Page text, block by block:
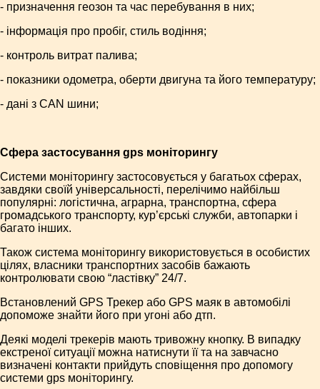
- призначення геозон та час перебування в них;
- інформація про пробіг, стиль водіння;
- контроль витрат палива;
- показники одометра, оберти двигуна та його температуру;
- дані з CAN шини;
Сфера застосування gps моніторингу
Системи моніторингу застосовується у багатьох сферах,
завдяки своїй універсальності, перелічимо найбільш
популярні: логістична, аграрна, транспортна, сфера
громадського транспорту, кур’єрські служби, автопарки і
багато інших.
Також система моніторингу використовується в особистих
цілях, власники транспортних засобів бажають
контролювати свою “ластівку” 24/7.
Встановлений GPS Трекер або GPS маяк в автомобілі
допоможе знайти його при угоні або дтп.
Деякі моделі трекерів мають тривожну кнопку. В випадку
екстреної ситуації можна натиснути її та на завчасно
визначені контакти прийдуть сповіщення про допомогу
системи gps моніторингу.